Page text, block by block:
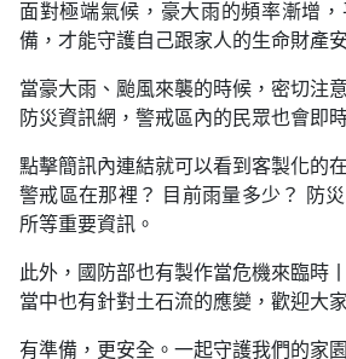
面對極端氣候，豪大雨的頻率漸增
備，才能守護自己跟家人的生命財產
當豪大雨、颱風來襲的時候，密切注
防災資訊網，警戒區內的民眾也會即
點擊簡訊內連結就可以看到客製化的
警戒區在那裡？ 目前雨量多少？ 防
所等重要資訊。
此外，國防部也有製作當危機來臨時
當中也有針對土石流的應變，歡迎大家
有準備，更安全。一起守護我們的家園